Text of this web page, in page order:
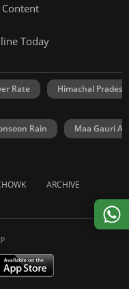
Today
Rate Himachal
Rain Maa Gauri
ARCHIVE